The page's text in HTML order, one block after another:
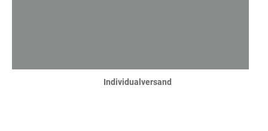
Individualversand